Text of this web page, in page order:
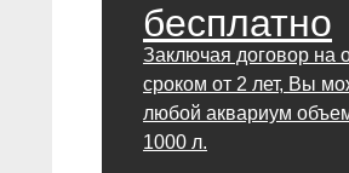
бесплатно
Заключая договор на
сроком от 2 лет, Вы
любой аквариум
1000 л.